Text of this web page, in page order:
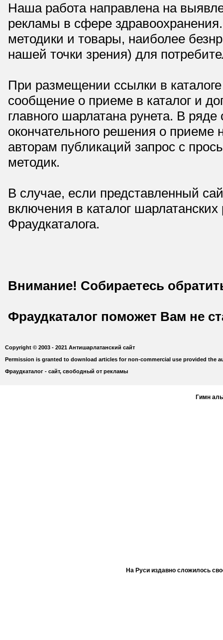
Наша работа направлена на
рекламы в сфере
методики и товары, наиболее
нашей точки зрения) для
При размещении ссылки в
сообщение о приеме в каталог и
главного шарлатана рунета. В
окончательного решения о приеме
авторам публикаций запрос с
методик.
В случае, если представленный
включения в каталог
Фраудкаталога.
Внимание! Собираетесь
Фраудкаталог поможет Вам не
Copyright © 2003 - 2021 Антишарлатанский сайт
Permission is granted to download articles for non-commercial use provided the
Фраудкаталог - сайт, свободный от рекламы
Гимн
На Руси издавно сложилось